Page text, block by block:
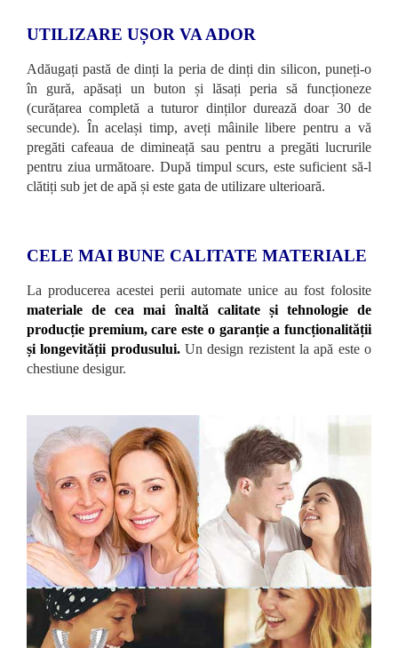
UTILIZARE UȘOR VA ADOR
Adăugați pastă de dinți la peria de dinți din silicon, puneți-o
în gură, apăsați un buton și lăsați peria să funcționeze
(curățarea completă a tuturor dinților durează doar 30 de
secunde). În același timp, aveți mâinile libere pentru a vă
pregăti cafeaua de dimineață sau pentru a pregăti lucrurile
pentru ziua următoare. După timpul scurs, este suficient să-l
clătiți sub jet de apă și este gata de utilizare ulterioară.
CELE MAI BUNE CALITATE MATERIALE
La producerea acestei perii automate unice au fost folosite
materiale de cea mai înaltă calitate și tehnologie de
producție premium, care este o garanție a funcționalității
și longevității produsului.Un design rezistent la apă este o
chestiune desigur.